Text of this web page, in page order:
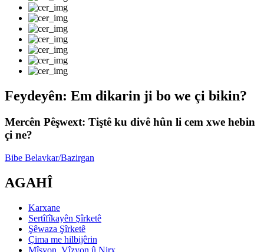
Feydeyên: Em dikarin ji bo we çi bikin?
Mercên Pêşwext: Tiştê ku divê hûn li cem xwe hebin
çi ne?
Bibe Belavkar/Bazirgan
AGAHÎ
Karxane
Sertîfîkayên Şîrketê
Şêwaza Şîrketê
Çima me hilbijêrin
Mîsyon, Vîzyon û Nirx